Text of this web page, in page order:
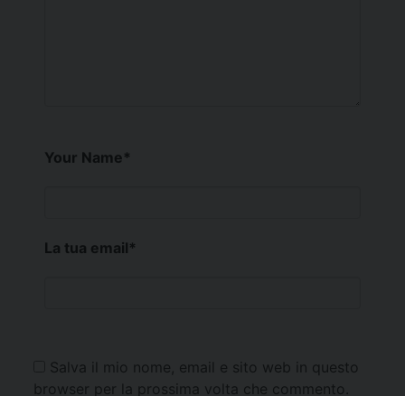
Your Name*
La tua email*
Salva il mio nome, email e sito web in questo
browser per la prossima volta che commento.